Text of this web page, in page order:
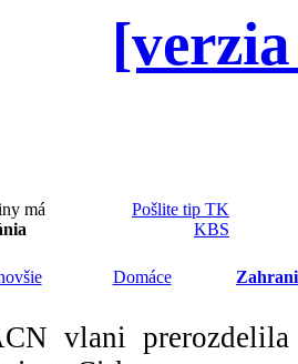
má
Pošlite tip TK
KBS
Domáce
vlani